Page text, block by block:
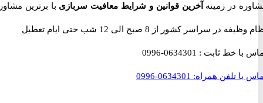
در زمینهآخرین قوانین و شرایط معافیت سربازیبا برترین مشاوران
در سراسر کشور از 8 صبح الی 12 شب حتی ایام تعطیل
با خط ثابت :0634301-0996
تلفن همراه:0634301-0996